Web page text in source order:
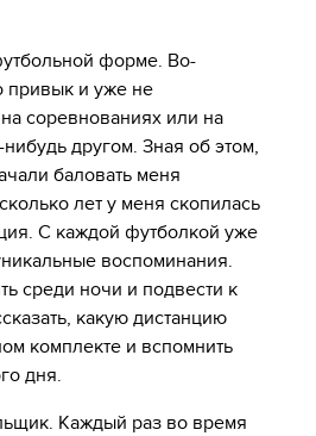
форме. Во-
привык и уже не
соревнованиях или на
другом. Зная об этом,
баловать меня
лет у меня скопилась
С каждой футболкой уже
воспоминания.
среди ночи и подвести к
какую дистанцию
комплекте и вспомнить
дня.
Каждый раз во время